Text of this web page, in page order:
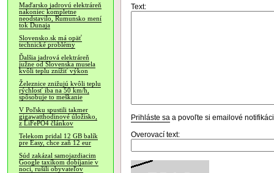
Maďarsko jadrovú elektráreň
nakoniec kompletne
neodstavilo, Rumunsko mení
tok Dunaja
Slovensko.sk má opäť
technické problémy
Ďalšia jadrová elektráreň
južne od Slovenska musela
kvôli teplu znížiť výkon
Železnice znižujú kvôli teplu
rýchlosť iba na 50 km/h,
spôsobuje to meškanie
V Poľsku spustili takmer
gigawatthodinové úložisko,
z LiFePO4 článkov
Telekom pridal 12 GB balík
pre Easy, chce zaň 12 eur
Súd zakázal samojazdiacim
Google taxíkom dobíjanie v
noci, rušili obyvateľov
Text:
Prihláste sa a povoľte si emailové
Overovací text: